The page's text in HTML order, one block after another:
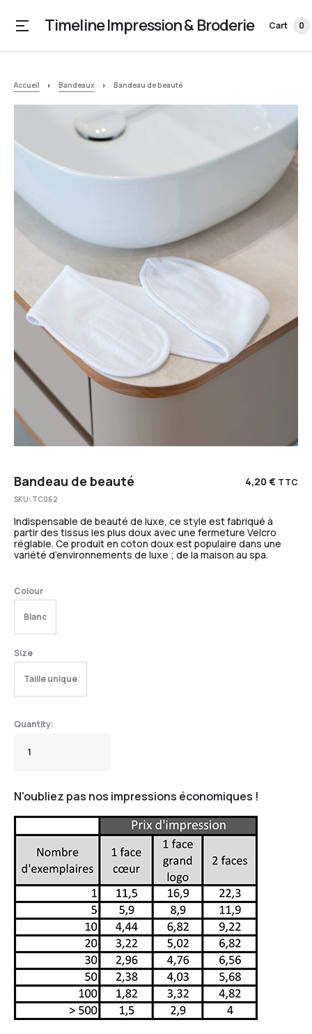
Timeline Impression & Broderie Cart 0
Accueil Bandeaux Bandeau de beauté
Bandeau de beauté 4,20 € TTC
SKU: TC062
Indispensable de beauté de luxe, ce style est fabriqué à
partir des tissus les plus doux avec une fermeture Velcro
réglable. Ce produit en coton doux est populaire dans une
variété d’environnements de luxe ; de la maison au spa.
Colour
Blanc
Size
Taille unique
N'oubliez pas nos impressions économiques !